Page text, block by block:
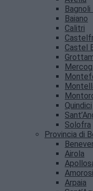
Bagnoli
Baiano
Calitri
Castel
Quindici
Solofra
Provincia di
Airola
Amorosi
Arpaia